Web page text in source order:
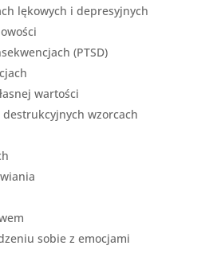
lękowych i depresyjnych
(PTSD)
wartości
wzorcach
sobie z emocjami